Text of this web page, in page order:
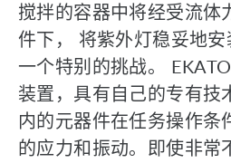
搅拌的容器中将经受流体
件下， 将紫外灯稳妥地
一个特别的挑战。
装置，具有自己的专有技
内的元器件在任务操作条
的应力和振动。即使非常